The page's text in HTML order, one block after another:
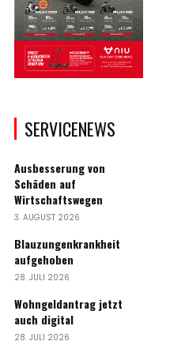
SERVICENEWS
Ausbesserung von
Schäden auf
Wirtschaftswegen
3. AUGUST 2026
Blauzungenkrankheit
aufgehoben
28. JULI 2026
Wohngeldantrag jetzt
auch digital
28. JULI 2026